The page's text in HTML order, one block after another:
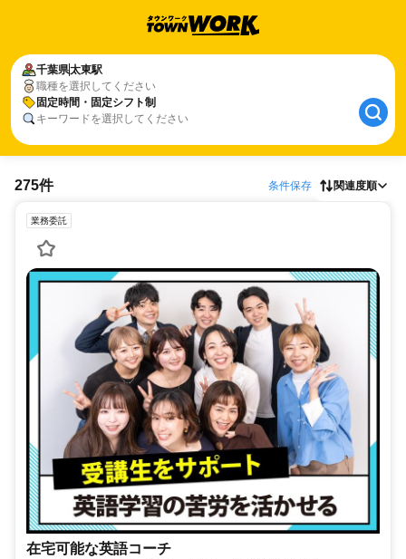
千葉県太東駅
職種を選択してください
固定時間・固定シフト制
キーワードを選択してください
275件 条件保存 関連度順
業務委託
在宅可能な英語コーチ